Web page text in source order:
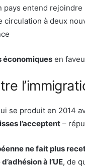
pays entend
circulation à deux
économiques en
se produit en 2014
l’acceptent –
ne fait plus
à l’UE, de